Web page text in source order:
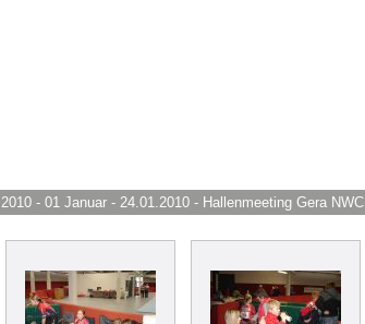
2010 - 01 Januar - 24.01.2010 - Hallenmeeting Gera NWC